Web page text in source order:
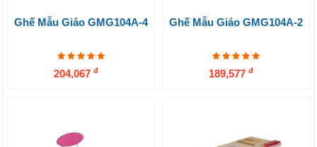
Ghế Mẫu Giáo GMG104A-4
204,067 đ
Ghế Mẫu Giáo GMG104A-2
189,577 đ